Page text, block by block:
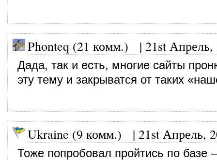
Phonteq (21 комм.) | 21st Апрель,
Дада, так и есть, многие сайты
эту тему и закрыватся от таких
Ukraine (9 комм.) | 21st Апрель,
Тоже попробовал пройтись по базе